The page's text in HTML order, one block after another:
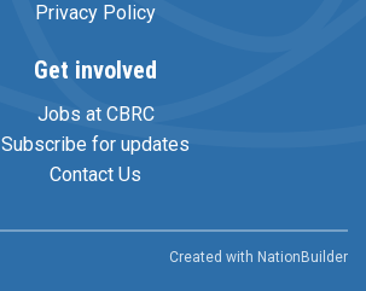
Privacy Policy
Get involved
Jobs at CBRC
Subscribe for updates
Contact Us
Created with NationBuilder